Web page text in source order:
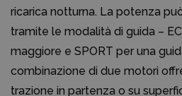
ricarica notturna. La potenza
tramite le modalità di guida –
maggiore e SPORT per una
combinazione di due motori
trazione in partenza o su